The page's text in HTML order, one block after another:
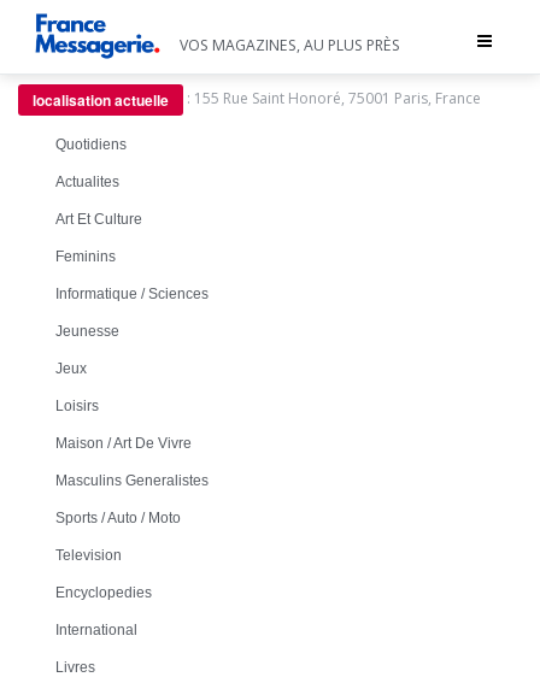
Toggle
VOS MAGAZINES, AU PLUS PRÈS
localisation actuelle : 155 Rue Saint Honoré, 75001 Paris, France
Quotidiens
Actualites
Art Et Culture
Feminins
Informatique / Sciences
Jeunesse
Jeux
Loisirs
Maison / Art De Vivre
Masculins Generalistes
Sports / Auto / Moto
Television
Encyclopedies
International
Livres